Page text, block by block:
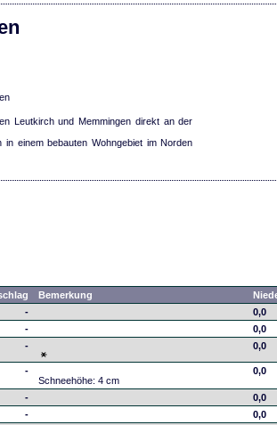
Leutkirch und Memmingen direkt an der
in einem bebauten Wohngebiet im Norden
Bemerkung
-
0,0
-
0,0
- 0,0
-
Schneehöhe: 4 cm
0,0
-
0,0
-
0,0